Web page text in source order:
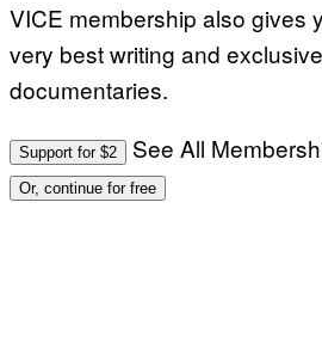
VICE membership also gives
very best writing and
documentaries.
Support for $2 See All
Or, continue for free